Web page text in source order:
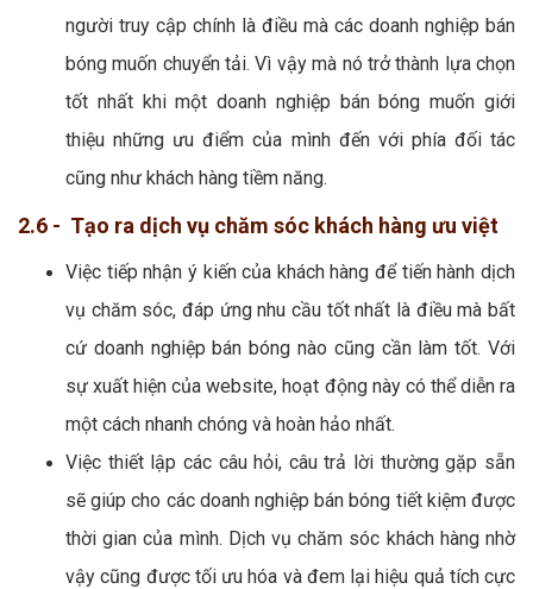
người truy cập chính là điều mà các doanh nghiệp bán
bóng muốn chuyển tải. Vì vậy mà nó trở thành lựa chọn
tốt nhất khi một doanh nghiệp bán bóng muốn giới
thiệu những ưu điểm của mình đến với phía đối tác
cũng như khách hàng tiềm năng.
2.6 - Tạo ra dịch vụ chăm sóc khách hàng ưu việt
Việc tiếp nhận ý kiến của khách hàng để tiến hành dịch
vụ chăm sóc, đáp ứng nhu cầu tốt nhất là điều mà bất
cứ doanh nghiệp bán bóng nào cũng cần làm tốt. Với
sự xuất hiện của website, hoạt động này có thể diễn ra
một cách nhanh chóng và hoàn hảo nhất.
Việc thiết lập các câu hỏi, câu trả lời thường gặp sẵn
sẽ giúp cho các doanh nghiệp bán bóng tiết kiệm được
thời gian của mình. Dịch vụ chăm sóc khách hàng nhờ
vậy cũng được tối ưu hóa và đem lại hiệu quả tích cực